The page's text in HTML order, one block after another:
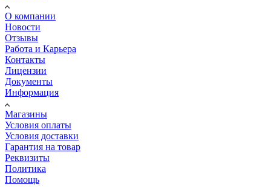
О компании
Новости
Отзывы
Работа и Карьера
Контакты
Лицензии
Документы
Информация
Магазины
Условия оплаты
Условия доставки
Гарантия на товар
Реквизиты
Политика
Помощь